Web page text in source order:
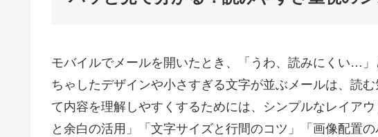
モバイルでメールを開いたとき、「うわ、読みにくい…
ちゃしたデザインや小さすぎる文字が並ぶメールは、読
て内容を理解しやすくするためには、シンプルなレイア
と余白の活用」「文字サイズと行間のコツ」「画像配置